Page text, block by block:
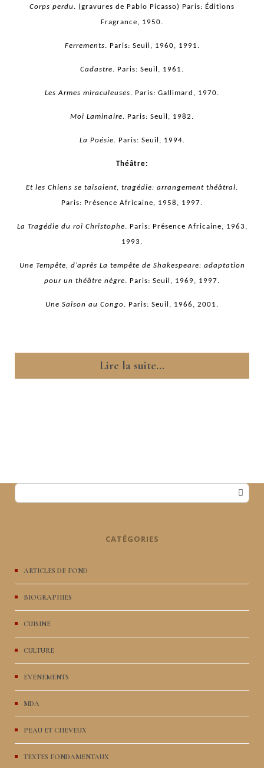
Corps perdu. (gravures de Pablo Picasso) Paris: Éditions
Fragrance, 1950.
Ferrements. Paris: Seuil, 1960, 1991.
Cadastre. Paris: Seuil, 1961.
Les Armes miraculeuses. Paris: Gallimard, 1970.
Moi Laminaire. Paris: Seuil, 1982.
La Poésie. Paris: Seuil, 1994.
Théâtre:
Et les Chiens se taisaient, tragédie: arrangement théâtral.
Paris: Présence Africaine, 1958, 1997.
La Tragédie du roi Christophe. Paris: Présence Africaine, 1963,
1993.
Une Tempête, d’après La tempête de Shakespeare: adaptation
pour un théâtre nègre. Paris: Seuil, 1969, 1997.
Une Saison au Congo. Paris: Seuil, 1966, 2001.
Lire la suite...
CATÉGORIES
ARTICLES DE FOND
BIOGRAPHIES
CUISINE
CULTURE
EVENEMENTS
MDA
PEAU ET CHEVEUX
TEXTES FONDAMENTAUX